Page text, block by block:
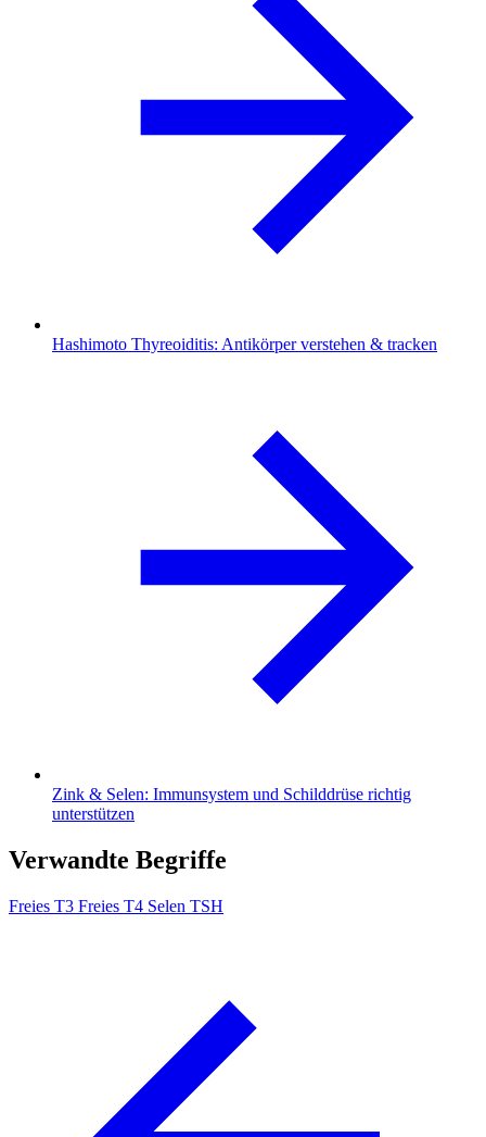
Hashimoto Thyreoiditis: Antikörper verstehen & tracken
Zink & Selen: Immunsystem und Schilddrüse richtig
unterstützen
Verwandte Begriffe
Freies T3 Freies T4 Selen TSH